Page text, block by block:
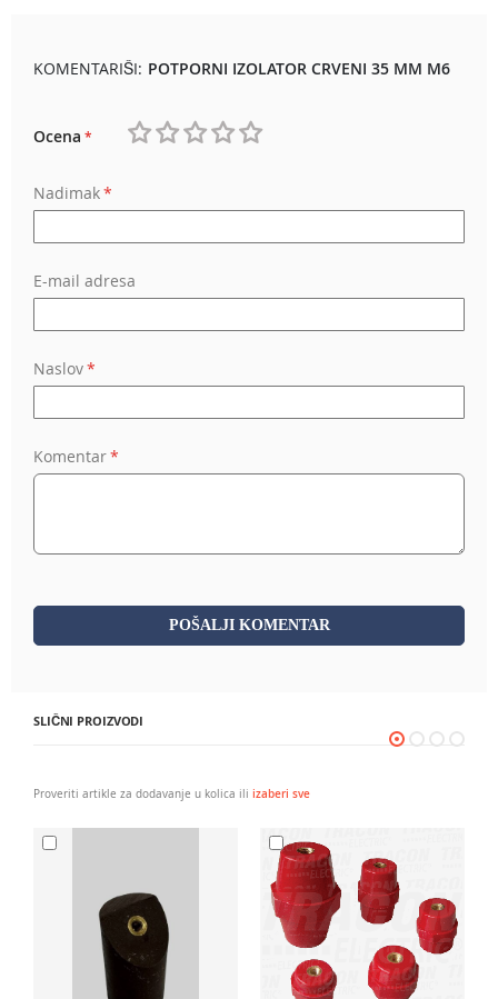
KOMENTARIŠI: POTPORNI IZOLATOR CRVENI 35 MM M6
Ocena
Nadimak
E-mail adresa
Naslov
Komentar
POŠALJI KOMENTAR
SLIČNI PROIZVODI
Proveriti artikle za dodavanje u kolica ili izaberi sve